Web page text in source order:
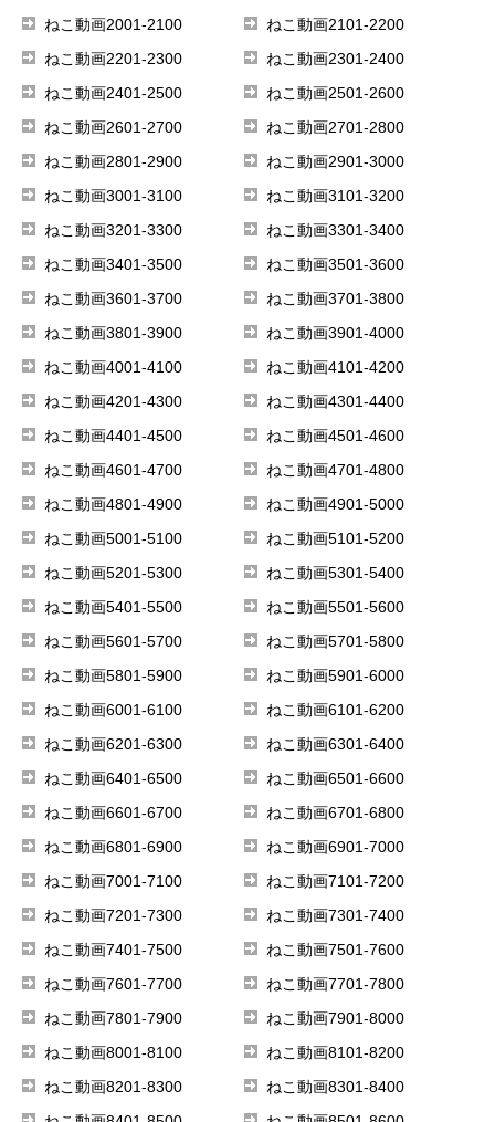
ねこ動画2001-2100
ねこ動画2101-2200
ねこ動画2201-2300
ねこ動画2301-2400
ねこ動画2401-2500
ねこ動画2501-2600
ねこ動画2601-2700
ねこ動画2701-2800
ねこ動画2801-2900
ねこ動画2901-3000
ねこ動画3001-3100
ねこ動画3101-3200
ねこ動画3201-3300
ねこ動画3301-3400
ねこ動画3401-3500
ねこ動画3501-3600
ねこ動画3601-3700
ねこ動画3701-3800
ねこ動画3801-3900
ねこ動画3901-4000
ねこ動画4001-4100
ねこ動画4101-4200
ねこ動画4201-4300
ねこ動画4301-4400
ねこ動画4401-4500
ねこ動画4501-4600
ねこ動画4601-4700
ねこ動画4701-4800
ねこ動画4801-4900
ねこ動画4901-5000
ねこ動画5001-5100
ねこ動画5101-5200
ねこ動画5201-5300
ねこ動画5301-5400
ねこ動画5401-5500
ねこ動画5501-5600
ねこ動画5601-5700
ねこ動画5701-5800
ねこ動画5801-5900
ねこ動画5901-6000
ねこ動画6001-6100
ねこ動画6101-6200
ねこ動画6201-6300
ねこ動画6301-6400
ねこ動画6401-6500
ねこ動画6501-6600
ねこ動画6601-6700
ねこ動画6701-6800
ねこ動画6801-6900
ねこ動画6901-7000
ねこ動画7001-7100
ねこ動画7101-7200
ねこ動画7201-7300
ねこ動画7301-7400
ねこ動画7401-7500
ねこ動画7501-7600
ねこ動画7601-7700
ねこ動画7701-7800
ねこ動画7801-7900
ねこ動画7901-8000
ねこ動画8001-8100
ねこ動画8101-8200
ねこ動画8201-8300
ねこ動画8301-8400